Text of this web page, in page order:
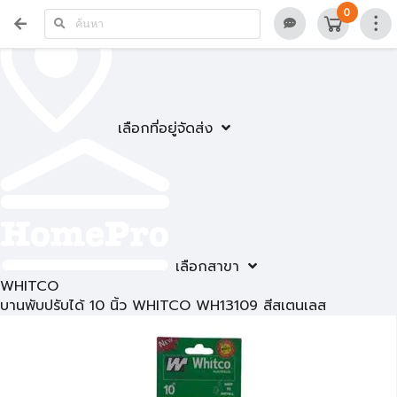
เลือกที่อยู่จัดส่ง
เลือกสาขา
0
WHITCO
บานพับปรับได้ 10 นิ้ว WHITCO WH13109 สีสเตนเลส